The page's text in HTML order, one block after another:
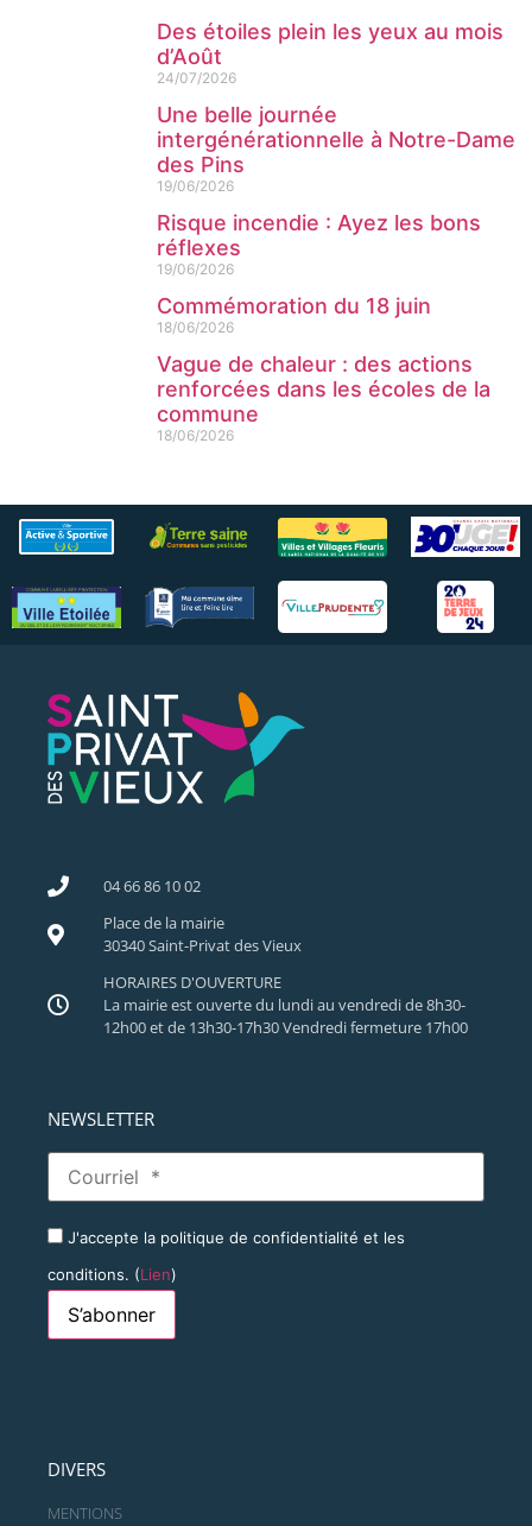
Des étoiles plein les yeux au mois
d’Août
24/07/2026
Une belle journée
intergénérationnelle à Notre-Dame
des Pins
19/06/2026
Risque incendie : Ayez les bons
réflexes
19/06/2026
Commémoration du 18 juin
18/06/2026
Vague de chaleur : des actions
renforcées dans les écoles de la
commune
18/06/2026
04 66 86 10 02
Place de la mairie
30340 Saint-Privat des Vieux
HORAIRES D'OUVERTURE
La mairie est ouverte du lundi au vendredi de 8h30-
12h00 et de 13h30-17h30 Vendredi fermeture 17h00
NEWSLETTER
J'accepte la politique de confidentialité et les
conditions. (Lien)
DIVERS
MENTIONS